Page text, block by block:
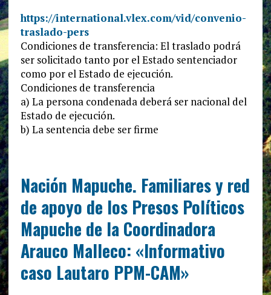
https://international.vlex.com/vid/convenio-
traslado-pers
Condiciones de transferencia: El traslado podrá
ser solicitado tanto por el Estado sentenciador
como por el Estado de ejecución.
Condiciones de transferencia
a) La persona condenada deberá ser nacional del
Estado de ejecución.
b) La sentencia debe ser firme
Nación Mapuche. Familiares y red
de apoyo de los Presos Políticos
Mapuche de la Coordinadora
Arauco Malleco: «Informativo
caso Lautaro PPM-CAM»